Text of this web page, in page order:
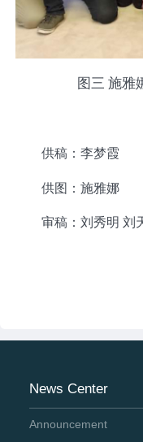
图三 施雅
供稿：李梦霞
供图：施雅娜
审稿：刘秀明 刘
News Center
Announcement